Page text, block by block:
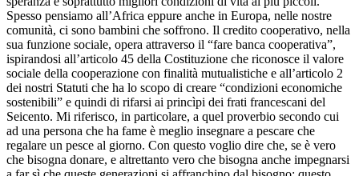
Spesso pensiamo all’Africa eppure anche in Europa, nelle nostre
comunità, ci sono bambini che soffrono. Il credito cooperativo, nella
sua funzione sociale, opera attraverso il “fare banca cooperativa”,
ispirandosi all’articolo 45 della Costituzione che riconosce il valore
sociale della cooperazione con finalità mutualistiche e all’articolo 2
dei nostri Statuti che ha lo scopo di creare “condizioni economiche
sostenibili” e quindi di rifarsi ai princìpi dei frati francescani del
Seicento. Mi riferisco, in particolare, a quel proverbio secondo cui
ad una persona che ha fame è meglio insegnare a pescare che
regalare un pesce al giorno. Con questo voglio dire che, se è vero
che bisogna donare, e altrettanto vero che bisogna anche impegnarsi